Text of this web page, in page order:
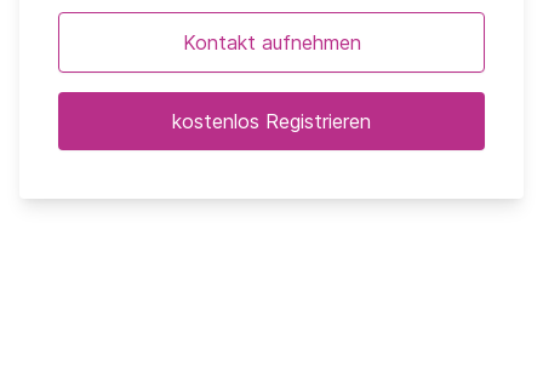
Kontakt aufnehmen
kostenlos Registrieren